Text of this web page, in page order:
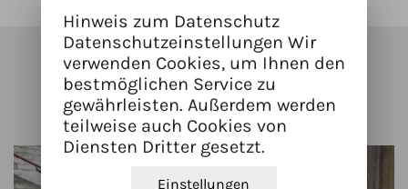
Kunstwerke in der Nähe
Hinweis zum Datenschutz
Datenschutzeinstellungen Wir
verwenden Cookies, um Ihnen den
bestmöglichen Service zu
gewährleisten. Außerdem werden
teilweise auch Cookies von
Diensten Dritter gesetzt.
Einstellungen